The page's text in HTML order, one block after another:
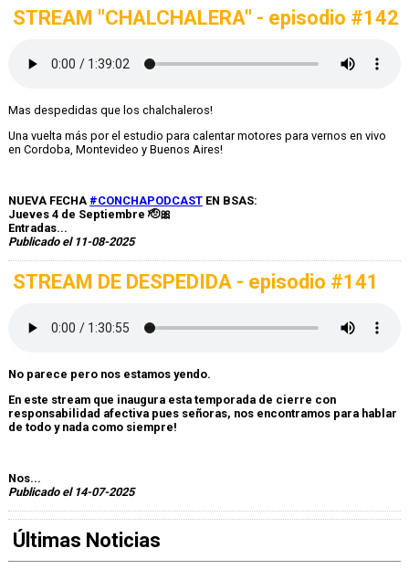
STREAM "CHALCHALERA" - episodio #142
Mas despedidas que los chalchaleros!
Una vuelta más por el estudio para calentar motores para vernos en vivo
en Cordoba, Montevideo y Buenos Aires!
NUEVA FECHA #CONCHAPODCASTEN BSAS:
Jueves 4 de Septiembre 🫡🎀
Entradas...
Publicado el 11-08-2025
STREAM DE DESPEDIDA - episodio #141
No parece pero nos estamos yendo.
En este stream que inaugura esta temporada de cierre con
responsabilidad afectiva pues señoras, nos encontramos para hablar
de todo y nada como siempre!
Nos...
Publicado el 14-07-2025
Últimas Noticias